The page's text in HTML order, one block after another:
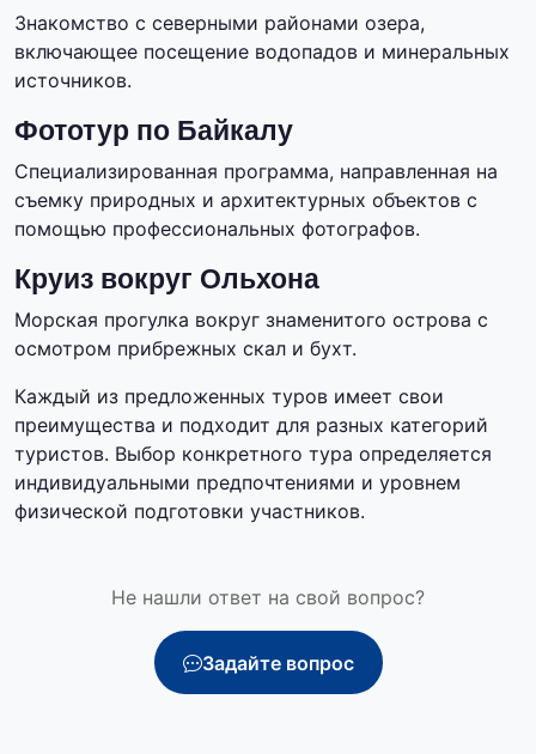
Знакомство с северными районами озера,
включающее посещение водопадов и минеральных
источников.
Фототур по Байкалу
Специализированная программа, направленная на
съемку природных и архитектурных объектов с
помощью профессиональных фотографов.
Круиз вокруг Ольхона
Морская прогулка вокруг знаменитого острова с
осмотром прибрежных скал и бухт.
Каждый из предложенных туров имеет свои
преимущества и подходит для разных категорий
туристов. Выбор конкретного тура определяется
индивидуальными предпочтениями и уровнем
физической подготовки участников.
Не нашли ответ на свой вопрос?
Задайте вопрос